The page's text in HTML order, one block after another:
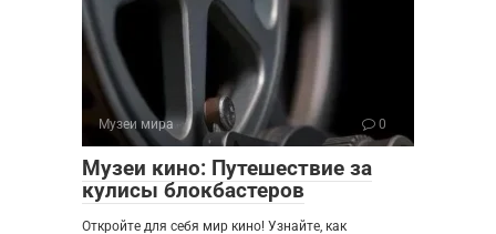
Музеи мира 0
Музеи кино: Путешествие за
кулисы блокбастеров
Откройте для себя мир кино! Узнайте, как